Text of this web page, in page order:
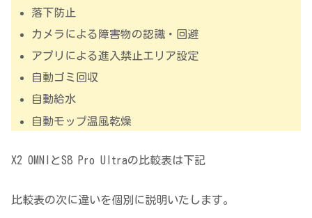
落下防止
カメラによる障害物の認識・回避
アプリによる進入禁止エリア設定
自動ゴミ回収
自動給水
自動モップ温風乾燥
X2 OMNIとS8 Pro Ultraの比較表は下記
比較表の次に違いを個別に説明いたします。